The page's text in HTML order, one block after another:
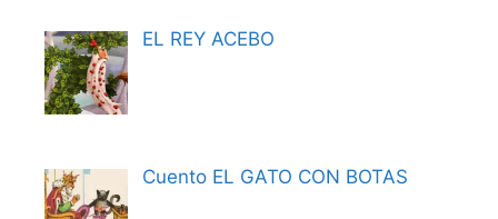
EL REY ACEBO
Cuento EL GATO CON BOTAS